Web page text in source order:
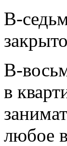
В-
В-
в
любое